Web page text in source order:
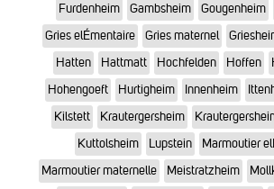
Furdenheim
Gambsheim Gougenheim
Gries elÉmentaire
Gries maternel
Hatten
Hattmatt Hochfelden Hoffen
Hohengoeft
Hurtigheim Innenheim
Kilstett
Krautergersheim
Kuttolsheim
Lupstein
Marmoutier
Marmoutier maternelle
Meistratzheim